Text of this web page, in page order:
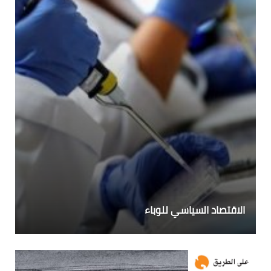
الاقتصاد السياسي للوباء